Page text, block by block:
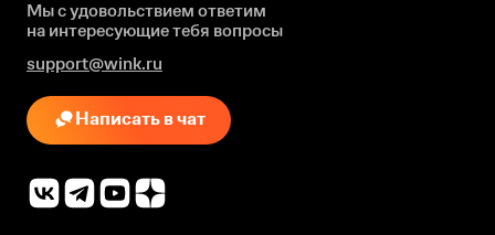
Мы с удовольствием ответим
на интересующиетебя вопросы
support@wink.ru
Написать в чат